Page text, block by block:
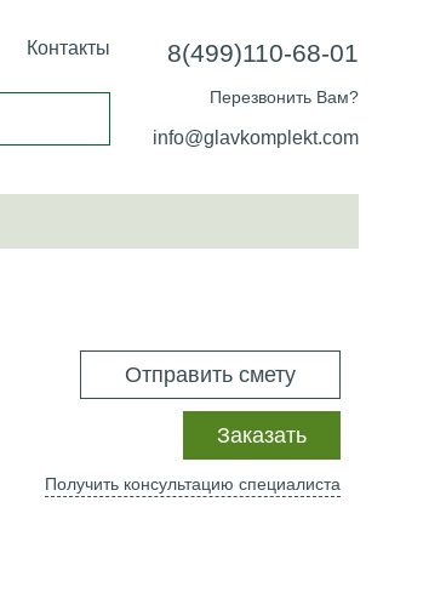
Контакты 8(499)110-68-01
Перезвонить Вам?
info@glavkomplekt.com
Отправить смету
Заказать
Получить консультацию специалиста